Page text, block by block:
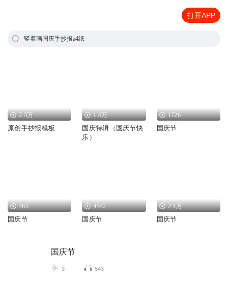
打开APP
竖着画国庆手抄报a4纸
2.5万
原创手抄报模板
1.6万
国庆特辑（国庆节快
乐）
1726
国庆节
465
国庆节
4542
国庆节
2.1万
国庆节
国庆节
3 543